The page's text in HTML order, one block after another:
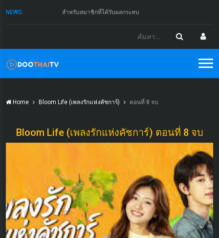
NEWS: สำหรับสมาชิกที่ได้รับผลกระทบ
Home Bloom Life (เพลงรักแห่งคัชการ์) ตอนที่ 8 จบ
Bloom Life (เพลงรักแห่งคัชการ์) ตอนที่ 8 จบ